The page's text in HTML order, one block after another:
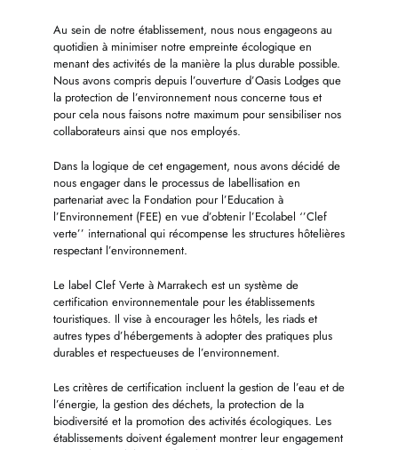
Au sein de notre établissement, nous nous engageons au
quotidien à minimiser notre empreinte écologique en
menant des activités de la manière la plus durable possible.
Nous avons compris depuis l’ouverture d’Oasis Lodges que
la protection de l’environnement nous concerne tous et
pour cela nous faisons notre maximum pour sensibiliser nos
collaborateurs ainsi que nos employés.
Dans la logique de cet engagement, nous avons décidé de
nous engager dans le processus de labellisation en
partenariat avec la Fondation pour l’Education à
l’Environnement (FEE) en vue d’obtenir l’Ecolabel ‘’Clef
verte’’ international qui récompense les structures hôtelières
respectant l’environnement.
Le label Clef Verte à Marrakech est un système de
certification environnementale pour les établissements
touristiques. Il vise à encourager les hôtels, les riads et
autres types d’hébergements à adopter des pratiques plus
durables et respectueuses de l’environnement.
Les critères de certification incluent la gestion de l’eau et de
l’énergie, la gestion des déchets, la protection de la
biodiversité et la promotion des activités écologiques. Les
établissements doivent également montrer leur engagement